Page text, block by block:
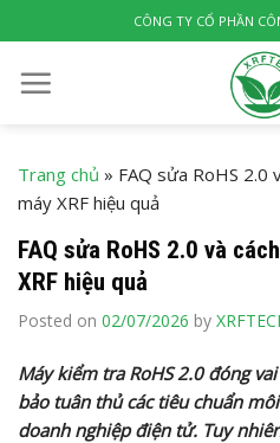
to
content
CÔNG TY CỔ PHẦN
Trang chủ » FAQ sửa RoHS 2.0
máy XRF hiệu quả
FAQ sửa RoHS 2.0 và
XRF hiệu quả
Posted on 02/07/2026 by
Máy kiểm tra RoHS 2.0 đóng
bảo tuân thủ các tiêu chuẩn
doanh nghiệp điện tử. Tuy